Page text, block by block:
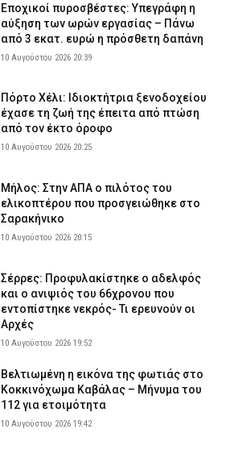
Εποχικοί πυροσβέστες: Υπεγράφη η
αύξηση των ωρών εργασίας – Πάνω
από 3 εκατ. ευρώ η πρόσθετη δαπάνη
10 Αυγούστου 2026 20:39
Πόρτο Χέλι: Ιδιοκτήτρια ξενοδοχείου
έχασε τη ζωή της έπειτα από πτώση
από τον έκτο όροφο
10 Αυγούστου 2026 20:25
Μήλος: Στην ΑΠΑ ο πιλότος του
ελικοπτέρου που προσγειώθηκε στο
Σαρακήνικο
10 Αυγούστου 2026 20:15
Σέρρες: Προφυλακίστηκε ο αδελφός
και ο ανιψιός του 66χρονου που
εντοπίστηκε νεκρός- Τι ερευνούν οι
Αρχές
10 Αυγούστου 2026 19:52
Βελτιωμένη η εικόνα της φωτιάς στο
Κοκκινόχωμα Καβάλας – Μήνυμα του
112 για ετοιμότητα
10 Αυγούστου 2026 19:42